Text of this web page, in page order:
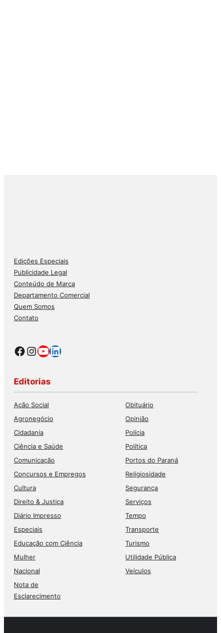
Edições Especiais
Publicidade Legal
Conteúdo de Marca
Departamento Comercial
Quem Somos
Contato
Facebook
Instagram
Youtube
LinkedIn
Editorias
Ação Social
Agronegócio
Cidadania
Ciência e Saúde
Comunicação
Concursos e Empregos
Cultura
Direito & Justiça
Diário Impresso
Especiais
Educação com Ciência
Mulher
Nacional
Nota de
Esclarecimento
Obituário
Opinião
Polícia
Política
Portos do Paraná
Religiosidade
Segurança
Serviços
Tempo
Transporte
Turismo
Utilidade Pública
Veículos